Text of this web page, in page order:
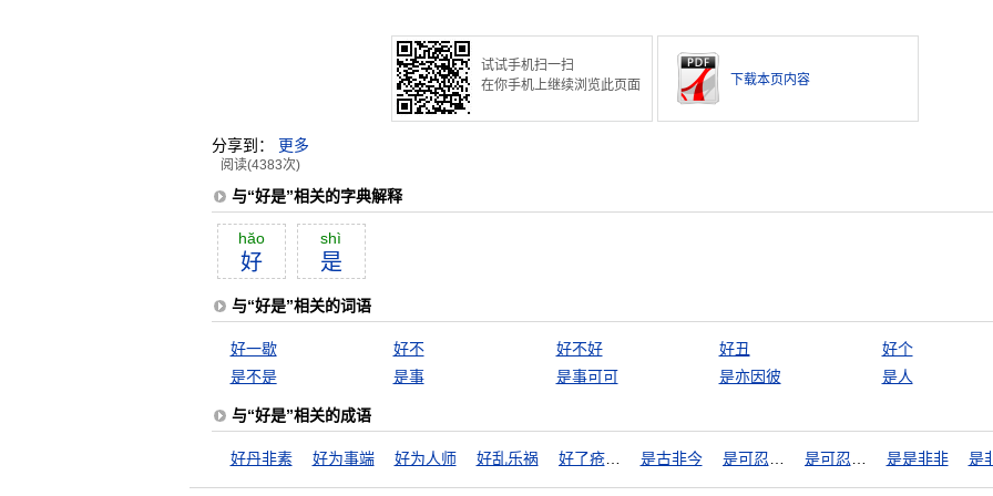
试试手机扫一扫
在你手机上继续浏览此页面
下载本页内容
分享到： 更多
阅读(4383次)
与“好是”相关的字典解释
hăo
好
shì
是
与“好是”相关的词语
好一歇 好不 好不好 好丑
好个
是不是
是事 是事可可 是亦因彼 是人
与“好是”相关的成语
好丹非素 好为事端 好为人师 好乱乐祸 好了疮疤忘了痛 是古非今 是是非非 是